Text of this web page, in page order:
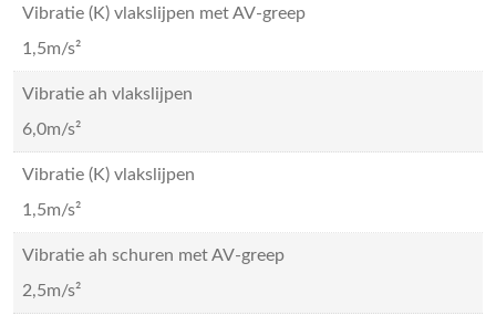
Vibratie (K) vlakslijpen met AV-greep
1,5m/s²
Vibratie ah vlakslijpen
6,0m/s²
Vibratie (K) vlakslijpen
1,5m/s²
Vibratie ah schuren met AV-greep
2,5m/s²